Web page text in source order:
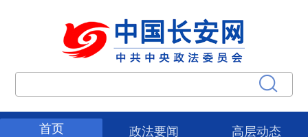
首页 政法要闻
高层动态